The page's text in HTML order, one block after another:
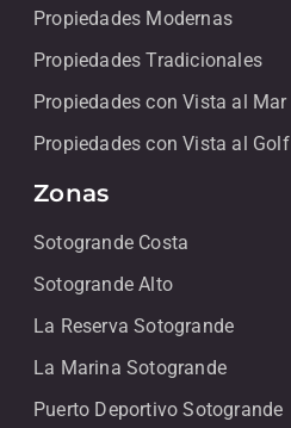
Propiedades Modernas
Propiedades Tradicionales
Propiedades con Vista al Mar
Propiedades con Vista al Golf
Zonas
Sotogrande Costa
Sotogrande Alto
La Reserva Sotogrande
La Marina Sotogrande
Puerto Deportivo Sotogrande